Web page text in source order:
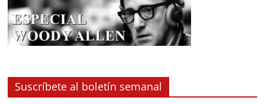
Suscríbete al boletín semanal